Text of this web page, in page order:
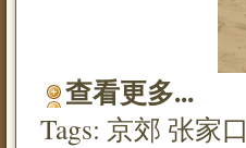
查看更多...
Tags: 京郊 张家口